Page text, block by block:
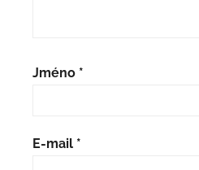
Jméno *
E-mail *